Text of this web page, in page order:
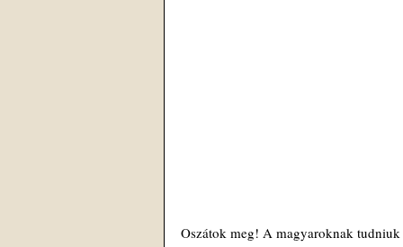
Oszátok meg! A magyaroknak